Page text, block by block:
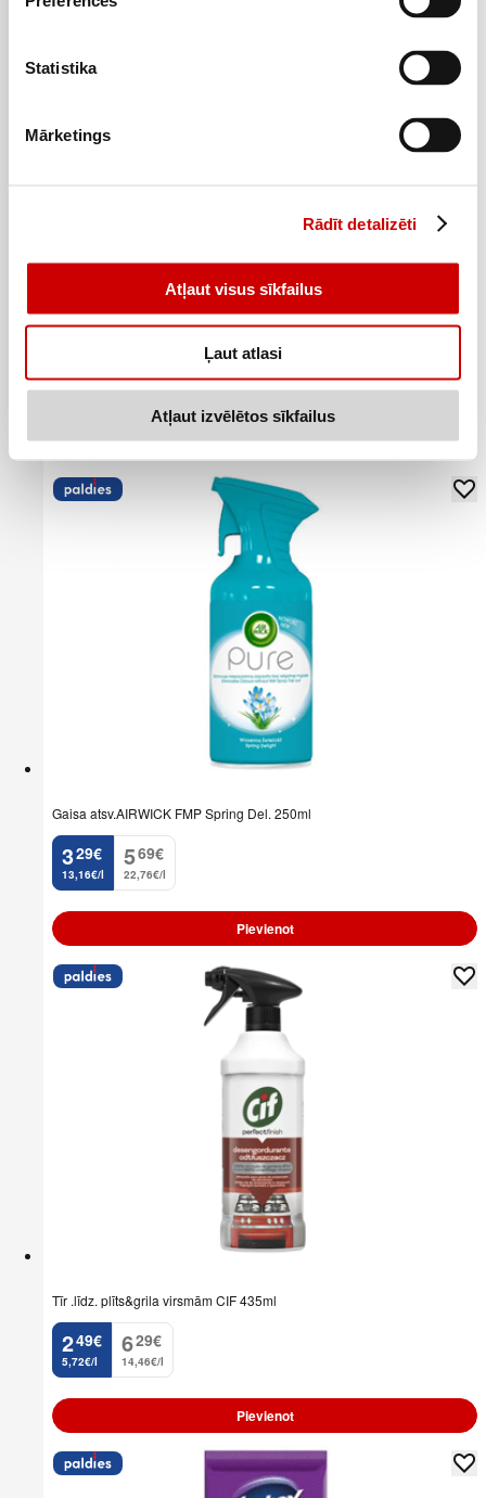
Statistika
Mārketings
Rādīt detalizēti
Atļaut visus sīkfailus
Ļaut atlasi
Atļaut izvēlētos sīkfailus
Gaisa atsvaidzinātājs MAYERI Bamboo 300ml
8,3€/l 12,3€/l
Pievienot
Gaisa atsv.AIRWICK FMP Spring Del. 250ml
3
. 29€
13,16€/l
5
. 69€
22,76€/l
Pievienot
Tīr .līdz. plīts&grila virsmām CIF 435ml
2
. 49€
5,72€/l
6
. 29€
14,46€/l
Pievienot